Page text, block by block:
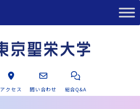
アクセス 問い合わせ 総合Q&A